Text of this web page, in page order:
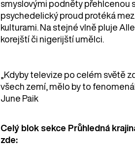
smyslovými podněty přehlcenou
psychedelický proud protéká
kulturami. Na stejné vlně pluje
korejští či nigerijští umělci.
„Kdyby televize po celém světě
všech zemí, mělo by to
June Paik
Celý blok sekce Průhledná
zde: